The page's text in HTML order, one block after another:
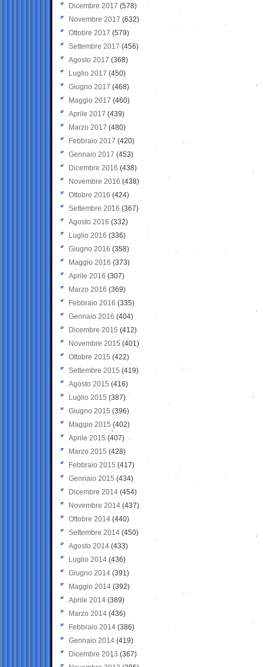
Dicembre 2017 (578)
Novembre 2017 (632)
Ottobre 2017 (579)
Settembre 2017 (456)
Agosto 2017 (368)
Luglio 2017 (450)
Giugno 2017 (468)
Maggio 2017 (460)
Aprile 2017 (439)
Marzo 2017 (480)
Febbraio 2017 (420)
Gennaio 2017 (453)
Dicembre 2016 (438)
Novembre 2016 (438)
Ottobre 2016 (424)
Settembre 2016 (367)
Agosto 2016 (332)
Luglio 2016 (336)
Giugno 2016 (358)
Maggio 2016 (373)
Aprile 2016 (307)
Marzo 2016 (369)
Febbraio 2016 (335)
Gennaio 2016 (404)
Dicembre 2015 (412)
Novembre 2015 (401)
Ottobre 2015 (422)
Settembre 2015 (419)
Agosto 2015 (416)
Luglio 2015 (387)
Giugno 2015 (396)
Maggio 2015 (402)
Aprile 2015 (407)
Marzo 2015 (428)
Febbraio 2015 (417)
Gennaio 2015 (434)
Dicembre 2014 (454)
Novembre 2014 (437)
Ottobre 2014 (440)
Settembre 2014 (450)
Agosto 2014 (433)
Luglio 2014 (436)
Giugno 2014 (391)
Maggio 2014 (392)
Aprile 2014 (389)
Marzo 2014 (436)
Febbraio 2014 (386)
Gennaio 2014 (419)
Dicembre 2013 (367)